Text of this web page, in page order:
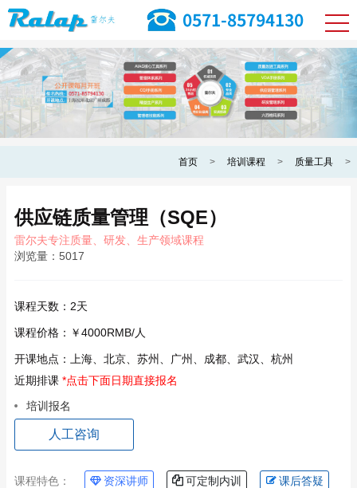
首页 > 培训课程 > 质量工具 >
供应链质量管理（SQE）
雷尔夫专注质量、研发、生产领域课程
浏览量： 5017
课程天数： 2天
课程价格： ￥4000RMB/人
开课地点：
上海、北京、苏州、广州、成都、武汉、杭州
近期排课 *点击下面日期直接报名
培训报名
人工咨询
课程特色： 资深讲师 可定制内训 课后答疑